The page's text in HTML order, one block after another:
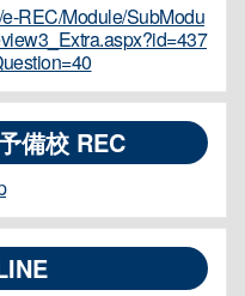
REC/Module/SubModu
備校 REC